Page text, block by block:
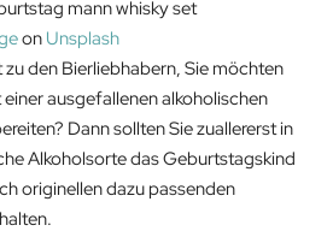
on Unsplash
den Bierliebhabern, Sie möchten
ausgefallenen alkoholischen
Dann sollten Sie zuallererst in
Alkoholsorte das Geburtstagskind
originellen dazu passenden